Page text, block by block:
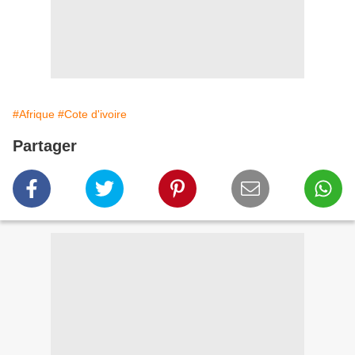
#Afrique #Cote d'ivoire
Partager